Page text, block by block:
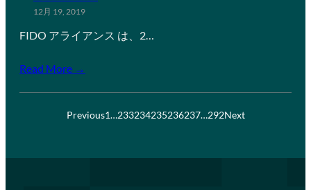
12月 19, 2019
FIDO アライアンス は、2…
Read More →
Previous1…233234235236237…292Next